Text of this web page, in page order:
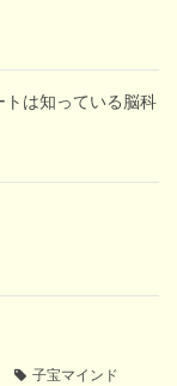
は知っている脳科
子宝マインド